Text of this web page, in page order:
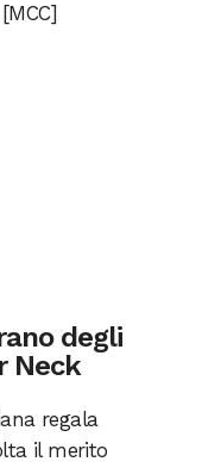
degli
Neck
regala
il merito